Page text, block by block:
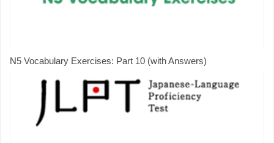
N5 Vocabulary Exercises: Part 10 (with Answers)